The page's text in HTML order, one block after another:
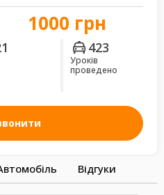
1000 грн
423
Уроків
проведено
Відгуки